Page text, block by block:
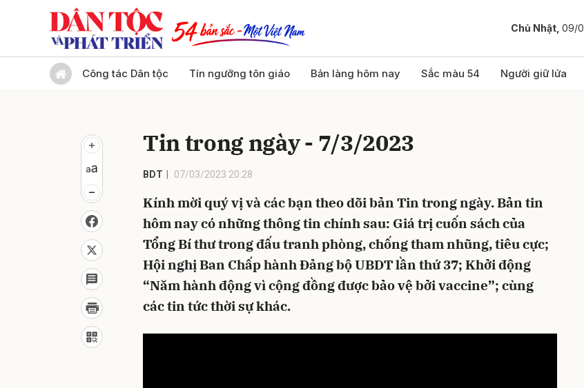
Chủ Nhật, 09/
Công tác Dân tộc Tín ngưỡng tôn giáo Bản làng hôm nay Sắc màu 54 Người giữ lửa
Tin trong ngày - 7/3/2023
BDT 07/03/2023 20:28
Kính mời quý vị và các bạn theo dõi bản Tin trong ngày. Bản tin
hôm nay có những thông tin chính sau: Giá trị cuốn sách của
Tổng Bí thư trong đấu tranh phòng, chống tham nhũng, tiêu cực;
Hội nghị Ban Chấp hành Đảng bộ UBDT lần thứ 37; Khởi động
“Năm hành động vì cộng đồng được bảo vệ bởi vaccine”; cùng
các tin tức thời sự khác.
Gửi bình luận